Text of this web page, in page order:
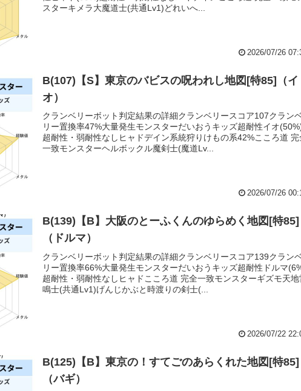
スターキメラ大魔道士(共通Lv1)どれいへ...
2026/07/26
B(107)【S】東京のバビスの呪われし地図[特85]（イ
オ）
クランベリーボット判定結果の詳細クランベリースコア107クラン
リー置換率47%大量発生モンスターだいおうキッズ超耐性イオ
超耐性・弱耐性なしヒャドデイン系統狩りけもの系42%こころ道 完
一致モンスターヘルボックル魔剣士(魔道Lv...
2026/07/26
B(139)【B】大阪のとーふくんのゆらめく地図[特85]
（ドルマ）
クランベリーボット判定結果の詳細クランベリースコア139クラン
リー置換率66%大量発生モンスターだいおうキッズ超耐性ドルマ
超耐性・弱耐性なしヒャドこころ道 完全一致モンスターギズモ天地
鳴士(共通Lv1)げんじかぶと時渡りの剣士(...
2026/07/22
B(125)【B】東京の！すてごのあらくれた地図[特85]
（バギ）